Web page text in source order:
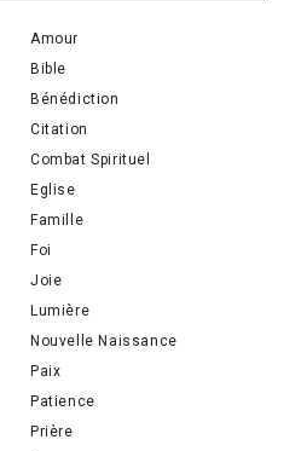
Amour
Bible
Bénédiction
Citation
Combat Spirituel
Eglise
Famille
Foi
Joie
Lumière
Nouvelle Naissance
Paix
Patience
Prière